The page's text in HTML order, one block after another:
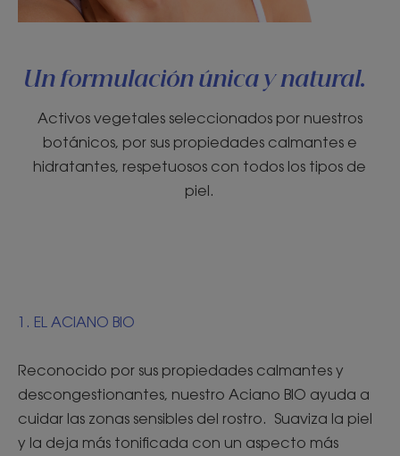
Un formulación única y natural.
Activos vegetales seleccionados por nuestros
botánicos, por sus propiedades calmantes e
hidratantes, respetuosos con todos los tipos de
piel.
1. EL ACIANO BIO
Reconocido por sus propiedades calmantes y
descongestionantes, nuestro Aciano BIO ayuda a
cuidar las zonas sensibles del rostro. Suaviza la piel
y la deja más tonificada con un aspecto más